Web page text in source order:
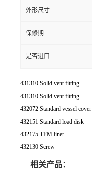
外形尺寸
保修期
是否进口
431310 Solid vent fitting
431310 Solid vent fitting
432072 Standard vessel cover
432151 Standard load disk
432175 TFM liner
432130 Screw
相关产品：